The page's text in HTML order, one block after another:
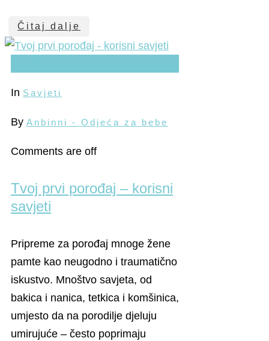
Čitaj dalje
In Savjeti
By Anbinni - Odjeća za bebe
Comments are off
Tvoj prvi porođaj – korisni
savjeti
Pripreme za porođaj mnoge žene
pamte kao neugodno i traumatično
iskustvo. Mnoštvo savjeta, od
bakica i nanica, tetkica i komšinica,
umjesto da na porodilje djeluju
umirujuće – često poprimaju